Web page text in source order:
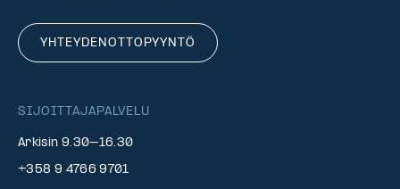
YHTEYDENOTTOPYYNTÖ
SIJOITTAJAPALVELU
Arkisin 9.30–16.30
+358 9 4766 9701